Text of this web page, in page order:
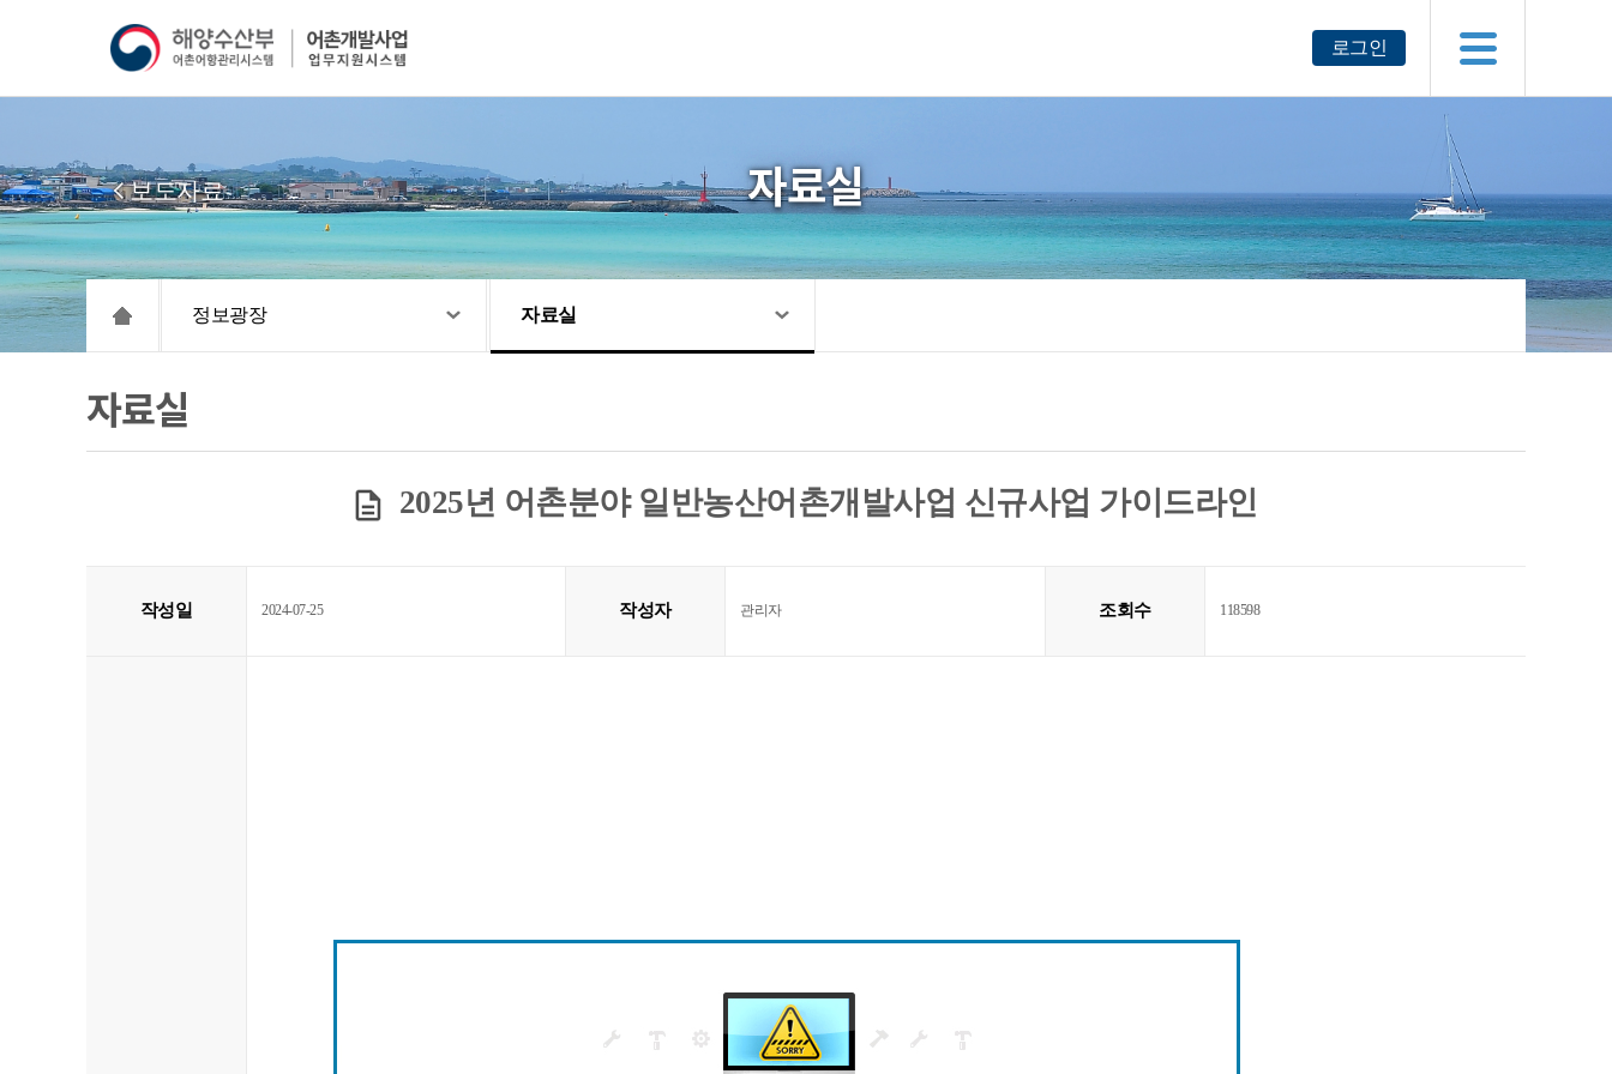
로그인
보도자료 자료실
정보광장 자료실
자료실
2025년 어촌분야 일반농산어촌개발사업 신규사업 가이드라인
작성일 2024-07-25 작성자 관리자 조회수 118598